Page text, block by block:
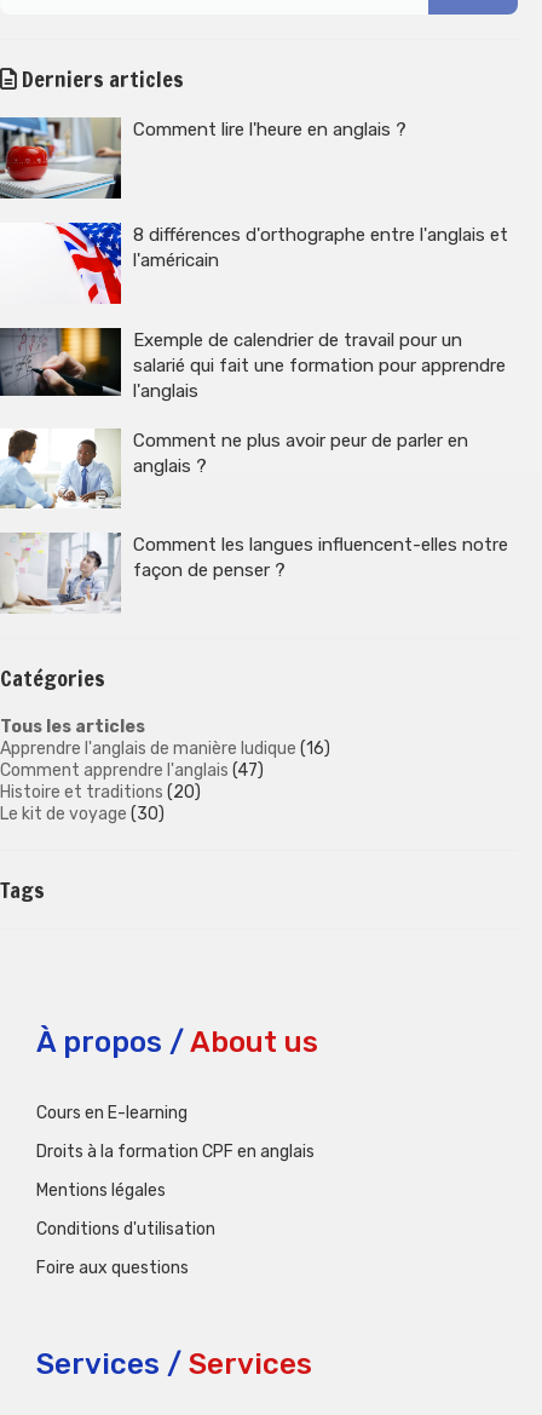
Derniers articles
Comment lire l'heure en anglais ?
8 différences d'orthographe entre l'anglais et
l'américain
Exemple de calendrier de travail pour un
salarié qui fait une formation pour apprendre
l'anglais
Comment ne plus avoir peur de parler en
anglais ?
Comment les langues influencent-elles notre
façon de penser ?
Catégories
Tous les articles
Apprendre l'anglais de manière ludique (16)
Comment apprendre l'anglais (47)
Histoire et traditions (20)
Le kit de voyage (30)
Tags
À propos / About us
Cours en E-learning
Droits à la formation CPF en anglais
Mentions légales
Conditions d'utilisation
Foire aux questions
Services / Services